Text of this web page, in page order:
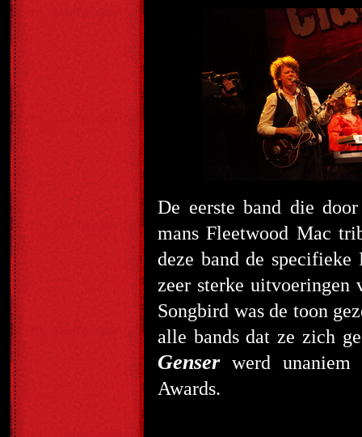
De eerste band die
mans Fleetwood Mac
deze band de
zeer sterke uitvoeringen
Songbird was de toon
alle bands dat ze zich
Genserwerd unaniem
Awards.